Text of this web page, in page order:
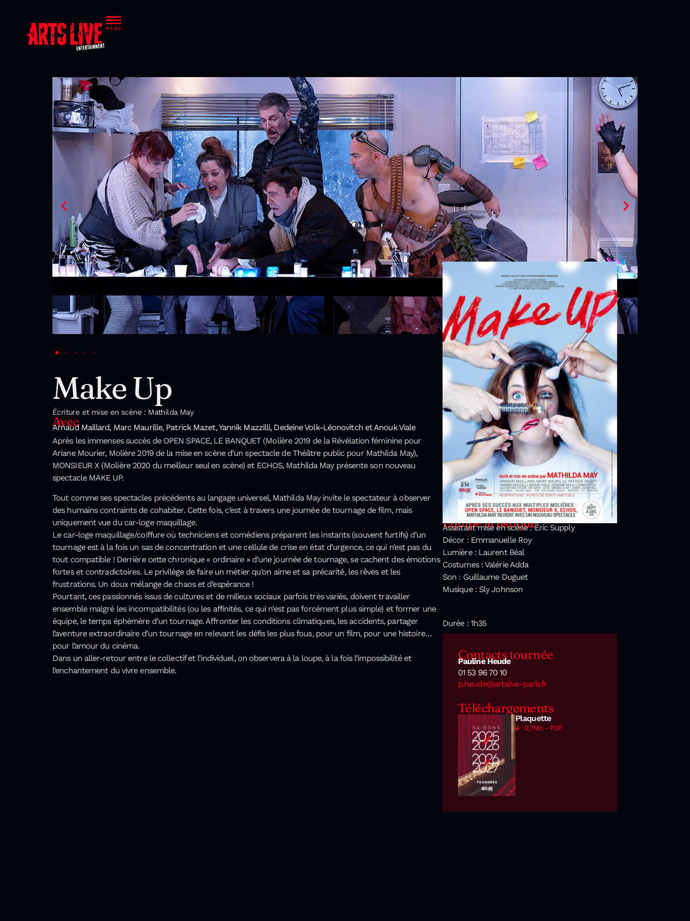
Make Up
Écriture et mise en scène : Mathilda May
Avec
Arnaud Maillard, Marc Maurille, Patrick Mazet, Yannik Mazzilli, Dedeine Volk-Léonovitch et Anouk Viale
Après les immenses succès de OPEN SPACE, LE BANQUET (Molière 2019 de la Révélation féminine pour
Ariane Mourier, Molière 2019 de la mise en scène d’un spectacle de Théâtre public pour Mathilda May),
MONSIEUR X (Molière 2020 du meilleur seul en scène) et ECHOS, Mathilda May présente son nouveau
spectacle MAKE UP.
Tout comme ses spectacles précédents au langage universel, Mathilda May invite le spectateur à observer
des humains contraints de cohabiter. Cette fois, c’est à travers une journée de tournage de film, mais
uniquement vue du car-loge maquillage.
Le car-loge maquillage/coiffure où techniciens et comédiens préparent les instants (souvent furtifs) d’un
tournage est à la fois un sas de concentration et une cellule de crise en état d’urgence, ce qui n’est pas du
tout compatible ! Derrière cette chronique « ordinaire » d’une journée de tournage, se cachent des émotions
fortes et contradictoires. Le privilège de faire un métier qu’on aime et sa précarité, les rêves et les
frustrations. Un doux mélange de chaos et d’espérance !
Pourtant, ces passionnés issus de cultures et de milieux sociaux parfois très variés, doivent travailler
ensemble malgré les incompatibilités (ou les affinités, ce qui n’est pas forcément plus simple) et former une
équipe, le temps éphémère d’un tournage. Affronter les conditions climatiques, les accidents, partager
l’aventure extraordinaire d’un tournage en relevant les défis les plus fous, pour un film, pour une histoire…
pour l’amour du cinéma.
Dans un aller-retour entre le collectif et l’individuel, on observera à la loupe, à la fois l’impossibilité et
l’enchantement du vivre ensemble.
Equipe artistique
Assistant mise en scène : Éric Supply
Décor : Emmanuelle Roy
Lumière : Laurent Béal
Costumes : Valérie Adda
Son : Guillaume Duguet
Musique : Sly Johnson
Durée : 1h35
Contacts tournée
Pauline Heude
01 53 96 70 10
p.heude@artslive-paris.fr
Téléchargements
Plaquette
0,7Mo - PDF